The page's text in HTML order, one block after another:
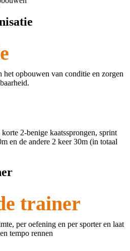
het opbouwen van conditie en zorgen
2-benige kaatssprongen, sprint
en de andere 2 keer 30m (in totaal
trainer
per oefening en per sporter en laat
tempo rennen